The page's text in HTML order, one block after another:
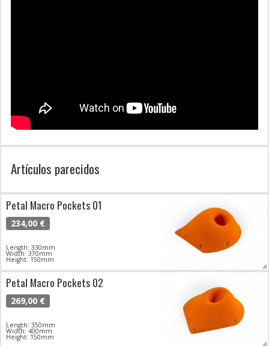
Artículos parecidos
Petal Macro Pockets 01
234,00 €
Length: 330mm
Width: 370mm
Height: 150mm
Petal Macro Pockets 02
269,00 €
Length: 350mm
Width: 400mm
Height: 150mm